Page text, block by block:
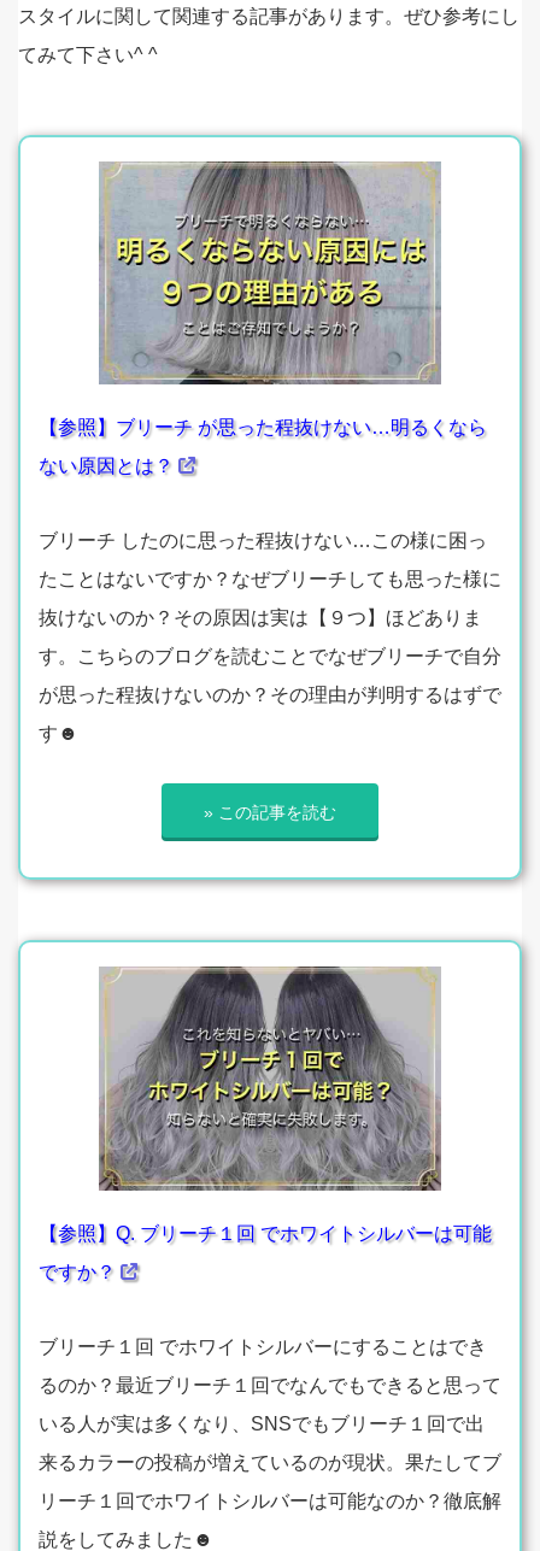
スタイルに関して関連する記事があります。ぜひ参考にし
てみて下さい^ ^
【参照】ブリーチ が思った程抜けない…明るくなら
ない原因とは？
ブリーチ したのに思った程抜けない…この様に困っ
たことはないですか？なぜブリーチしても思った様に
抜けないのか？その原因は実は【９つ】ほどありま
す。こちらのブログを読むことでなぜブリーチで自分
が思った程抜けないのか？その理由が判明するはずで
す☻
» この記事を読む
【参照】Q. ブリーチ１回 でホワイトシルバーは可能
ですか？
ブリーチ１回 でホワイトシルバーにすることはでき
るのか？最近ブリーチ１回でなんでもできると思って
いる人が実は多くなり、SNSでもブリーチ１回で出
来るカラーの投稿が増えているのが現状。果たしてブ
リーチ１回でホワイトシルバーは可能なのか？徹底解
説をしてみました☻